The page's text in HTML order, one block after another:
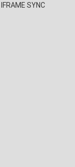
IFRAME SYNC